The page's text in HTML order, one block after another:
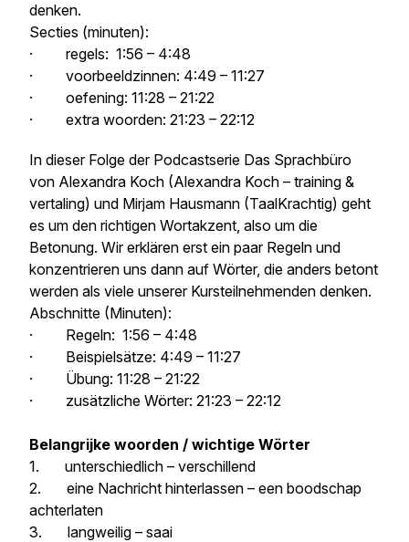
denken.
Secties (minuten):
· regels: 1:56 – 4:48
· voorbeeldzinnen: 4:49 – 11:27
· oefening: 11:28 – 21:22
· extra woorden: 21:23 – 22:12
In dieser Folge der Podcastserie Das Sprachbüro
von Alexandra Koch (Alexandra Koch – training &
vertaling) und Mirjam Hausmann (TaalKrachtig) geht
es um den richtigen Wortakzent, also um die
Betonung. Wir erklären erst ein paar Regeln und
konzentrieren uns dann auf Wörter, die anders betont
werden als viele unserer Kursteilnehmenden denken.
Abschnitte (Minuten):
· Regeln: 1:56 – 4:48
· Beispielsätze: 4:49 – 11:27
· Übung: 11:28 – 21:22
· zusätzliche Wörter: 21:23 – 22:12
Belangrijke woorden / wichtige Wörter
1. unterschiedlich – verschillend
2. eine Nachricht hinterlassen – een boodschap
achterlaten
3. langweilig – saai